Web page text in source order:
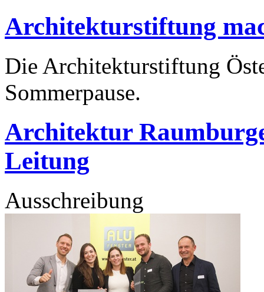
Architekturstiftung
Die Architekturstiftung
Sommerpause.
Architektur
Leitung
Ausschreibung